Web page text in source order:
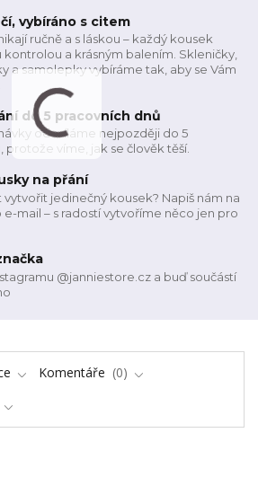
vybíráno s citem
ručně a s láskou – každý kousek
a krásným balením. Skleničky,
a samolepky vybíráme tak, aby se Vám
do 5 pracovních dnů
odesíláme nejpozději do 5
protože víme, jak se člověk těší.
na přání
vytvořit jedinečný kousek? Napiš nám na
e-mail – s radostí vytvoříme něco jen pro
@janniestore.cz a buď součástí
Komentáře
0